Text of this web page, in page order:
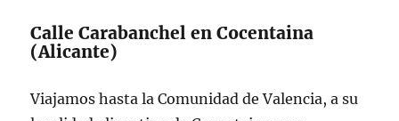
Calle Carabanchel en Cocentaina
(Alicante)
Viajamos hasta la Comunidad de Valencia, a su